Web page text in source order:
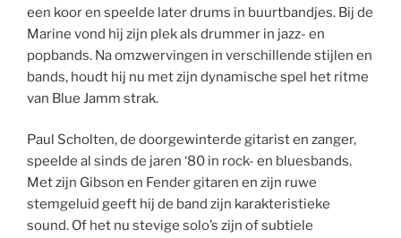
een koor en speelde later drums in buurtbandjes. Bij de
Marine vond hij zijn plek als drummer in jazz- en
popbands. Na omzwervingen in verschillende stijlen en
bands, houdt hij nu met zijn dynamische spel het ritme
van Blue Jamm strak.
Paul Scholten, de doorgewinterde gitarist en zanger,
speelde al sinds de jaren ‘80 in rock- en bluesbands.
Met zijn Gibson en Fender gitaren en zijn ruwe
stemgeluid geeft hij de band zijn karakteristieke
sound. Of het nu stevige solo’s zijn of subtiele